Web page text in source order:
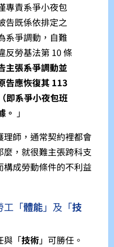
專責系爭小夜包
告既係依排定之
系爭調動，自難
反勞基法第 10 條
主張系爭調動並
告應恢復其 113
即系爭小夜包班
。 」
師，通常契約裡都會
，就很難主張跨科支
成勞動條件的不利益
工「體能」及「技
與「技術」 可勝任。